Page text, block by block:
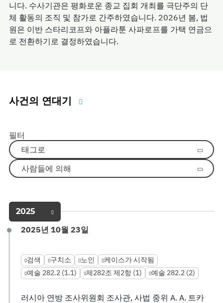
니다. 수사기관은 평화로운 종교 집회 개최를 극단주의 단
체 활동의 조직 및 참가로 간주하였습니다. 2026년 봄, 법
원은 이반 스타리코프와 아플라툰 사파로프를 가택 연금으
로 전환하기로 결정하였습니다.
사건의 연대기
필터
태그로
사람들에 의해
2025
2025년 10월 23일
검색 구치소 노인
케이스가 시작됨
예술 282.2 (1.1)
제282조 제2항 (1) 예술 282.2 (2)
러시아 연방 조사위원회 조사관, 사법 중위 A. A. 트카